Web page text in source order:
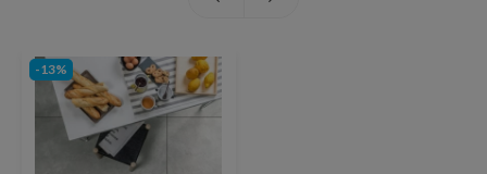
-13%